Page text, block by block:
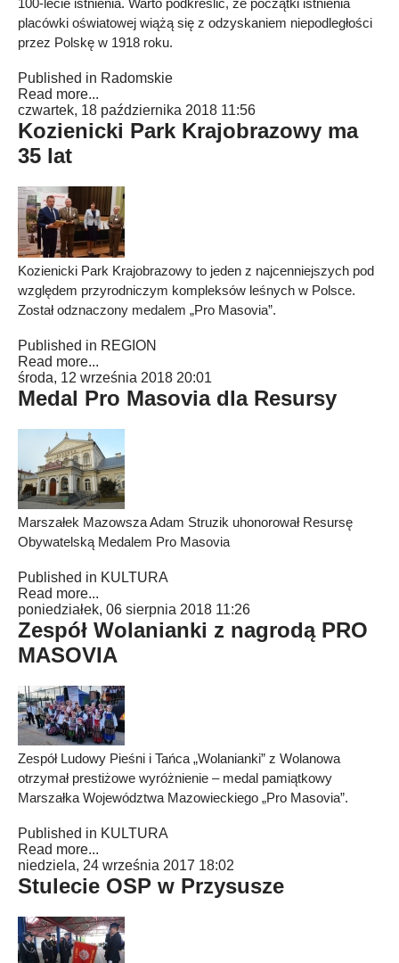
100-lecie istnienia. Warto podkreślić, że początki istnienia
placówki oświatowej wiążą się z odzyskaniem niepodległości
przez Polskę w 1918 roku.
Published in Radomskie
Read more...
czwartek, 18 października 2018 11:56
Kozienicki Park Krajobrazowy ma
35 lat
Kozienicki Park Krajobrazowy to jeden z najcenniejszych pod
względem przyrodniczym kompleksów leśnych w Polsce.
Został odznaczony medalem „Pro Masovia”.
Published in REGION
Read more...
środa, 12 września 2018 20:01
Medal Pro Masovia dla Resursy
Marszałek Mazowsza Adam Struzik uhonorował Resursę
Obywatelską Medalem Pro Masovia
Published in KULTURA
Read more...
poniedziałek, 06 sierpnia 2018 11:26
Zespół Wolanianki z nagrodą PRO
MASOVIA
Zespół Ludowy Pieśni i Tańca „Wolanianki” z Wolanowa
otrzymał prestiżowe wyróżnienie – medal pamiątkowy
Marszałka Województwa Mazowieckiego „Pro Masovia”.
Published in KULTURA
Read more...
niedziela, 24 września 2017 18:02
Stulecie OSP w Przysusze